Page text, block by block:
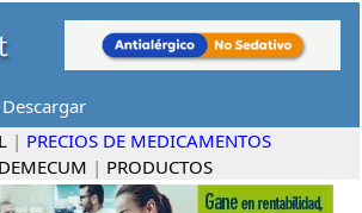
Descargar
| PRECIOS DE MEDICAMENTOS
| PRODUCTOS